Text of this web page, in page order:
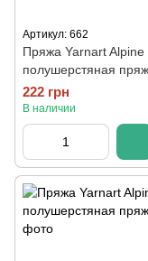
Артикул: 662
Пряжа Yarnart
полушерстяная
222 грн
В наличии